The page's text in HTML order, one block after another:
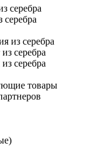
серебра
из серебра
серебра
серебра
товары